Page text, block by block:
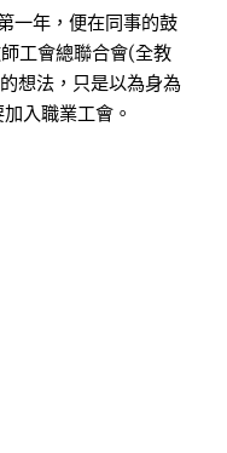
一年，便在同事的鼓
工會總聯合會(全教
想法，只是以為身為
入職業工會。